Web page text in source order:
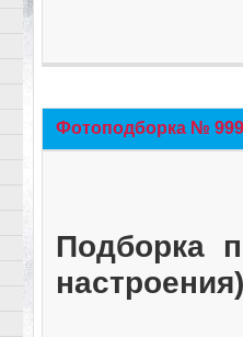
Фотоподборка №
Подборка